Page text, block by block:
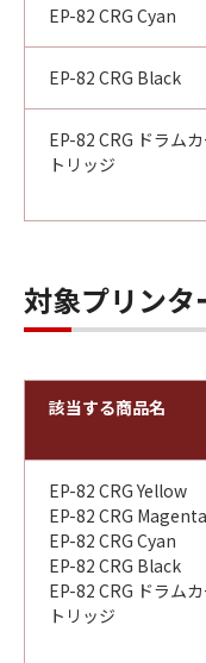
EP-82 CRG Cyan
EP-82 CRG Black
EP-82 CRG ドラム
トリッジ
対象プリンタ
該当する商品名
EP-82 CRG Yellow
EP-82 CRG Magenta
EP-82 CRG Cyan
EP-82 CRG Black
EP-82 CRG ドラム
トリッジ